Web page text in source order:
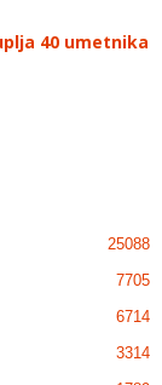
40 umetnika
25088
7705
6714
3314